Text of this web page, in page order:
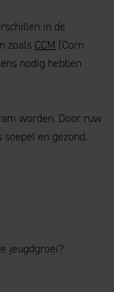
in de
zoals CCM (Corn
nodig hebben
worden. Door ruw
en gezond.
jeugdgroei?